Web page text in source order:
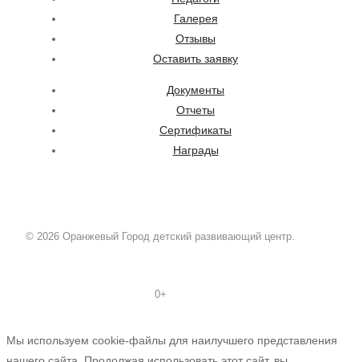
Галерея
Отзывы
Оставить заявку
Документы
Отчеты
Сертификаты
Награды
© 2026 Оранжевый Город детский развивающий центр.
0+
Мы используем cookie-файлы для наилучшего представления